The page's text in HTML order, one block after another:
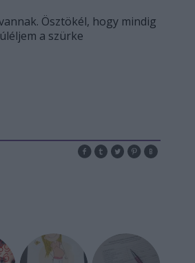
Ösztökél, hogy mindig
a szürke